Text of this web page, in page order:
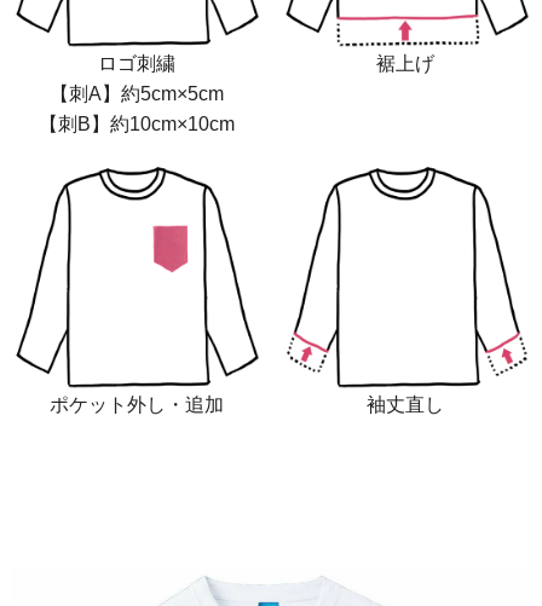
ロゴ刺繍
【刺A】約5cm×5cm
【刺B】約10cm×10cm
裾上げ
ポケット外し・追加 袖丈直し